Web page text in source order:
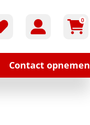
0
Contact opnemen